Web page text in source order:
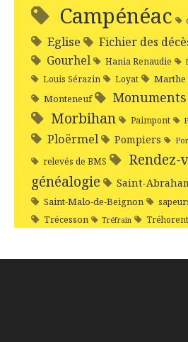
Campénéac
Eglise Fichier des
Gourhel Hania Renaudie
Louis Sérazin Loyat
Monteneuf
Morbihan Paimpont
Ploërmel Pompiers
relevés de BMS
Rendez-
généalogie
Saint-
Saint-Malo-de-Beignon
Trécesson Tréfrain